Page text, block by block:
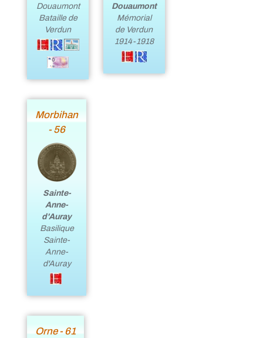
Douaumont
Bataille de
Verdun
Douaumont
Mémorial
de Verdun
1914-1918
Morbihan
- 56
Sainte-
Anne-
d'Auray
Basilique
Sainte-
Anne-
d'Auray
Orne - 61